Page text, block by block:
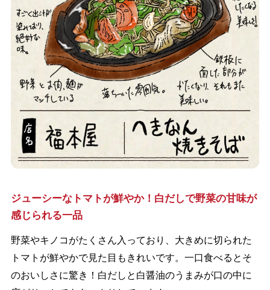
ジューシーなトマトが鮮やか！白だしで野菜の甘味が
感じられる一品
野菜やキノコがたくさん入っており、大きめに切られた
トマトが鮮やかで見た目もきれいです。一口食べるとそ
のおいしさに驚き！白だしと白醤油のうまみが口の中に